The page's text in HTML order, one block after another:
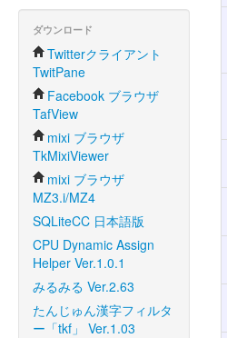
ダウンロード
Twitterクライアント
TwitPane
Facebook ブラウザ
TafView
mixi ブラウザ
TkMixiViewer
mixi ブラウザ
MZ3.i/MZ4
SQLiteCC 日本語版
CPU Dynamic Assign
Helper Ver.1.0.1
みるみる Ver.2.63
たんじゅん漢字フィルタ
ー「tkf」 Ver.1.03